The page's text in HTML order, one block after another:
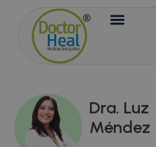
Dra. Luz
Méndez